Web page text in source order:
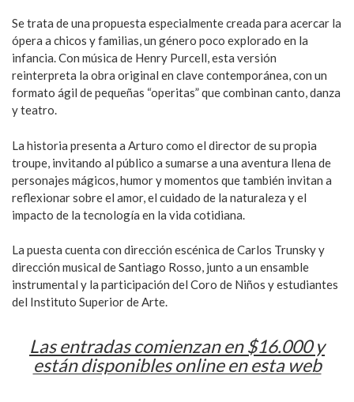
Se trata de una propuesta especialmente creada para acercar la
ópera a chicos y familias, un género poco explorado en la
infancia. Con música de Henry Purcell, esta versión
reinterpreta la obra original en clave contemporánea, con un
formato ágil de pequeñas “operitas” que combinan canto, danza
y teatro.
La historia presenta a Arturo como el director de su propia
troupe, invitando al público a sumarse a una aventura llena de
personajes mágicos, humor y momentos que también invitan a
reflexionar sobre el amor, el cuidado de la naturaleza y el
impacto de la tecnología en la vida cotidiana.
La puesta cuenta con dirección escénica de Carlos Trunsky y
dirección musical de Santiago Rosso, junto a un ensamble
instrumental y la participación del Coro de Niños y estudiantes
del Instituto Superior de Arte.
Las entradas comienzan en $16.000 y
están disponibles online en esta web